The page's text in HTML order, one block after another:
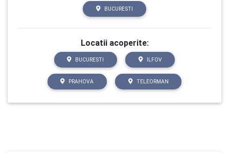
BUCURESTI
Locatii acoperite:
BUCURESTI ILFOV
PRAHOVA TELEORMAN